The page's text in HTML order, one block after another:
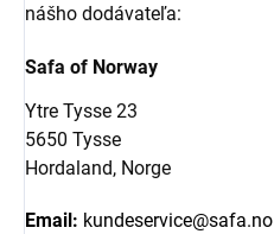
nášho dodávateľa:
Safa of Norway
Ytre Tysse 23
5650 Tysse
Hordaland, Norge
Email: kundeservice@safa.no